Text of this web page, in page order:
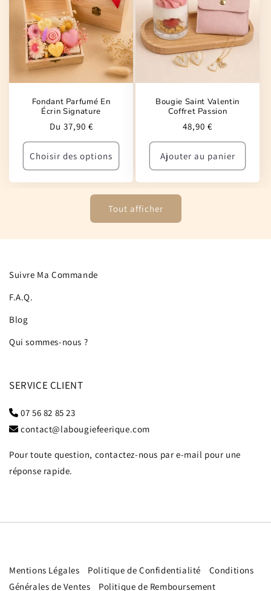
Fondant Parfumé En
Écrin Signature
Prix
habituel
Du 37,90 €
Choisir des options
Bougie Saint Valentin
Coffret Passion
Prix
habituel
48,90 €
Ajouter au panier
Tout afficher
Suivre Ma Commande
F.A.Q.
Blog
Qui sommes-nous ?
SERVICE CLIENT
07 56 82 85 23
contact@labougiefeerique.com
Pour toute question, contactez-nous par e-mail pour une
réponse rapide.
Mentions Légales Politique de Confidentialité
Conditions
Générales de Ventes
Politique de Remboursement